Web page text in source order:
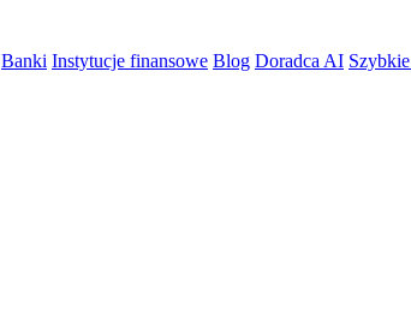
Banki Instytucje finansowe Blog Doradca AI